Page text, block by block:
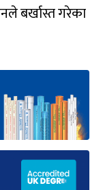
बर्खास्त गरेका